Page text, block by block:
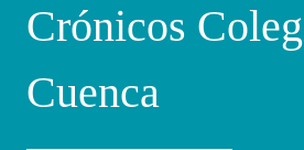
Crónicos
Cuenca